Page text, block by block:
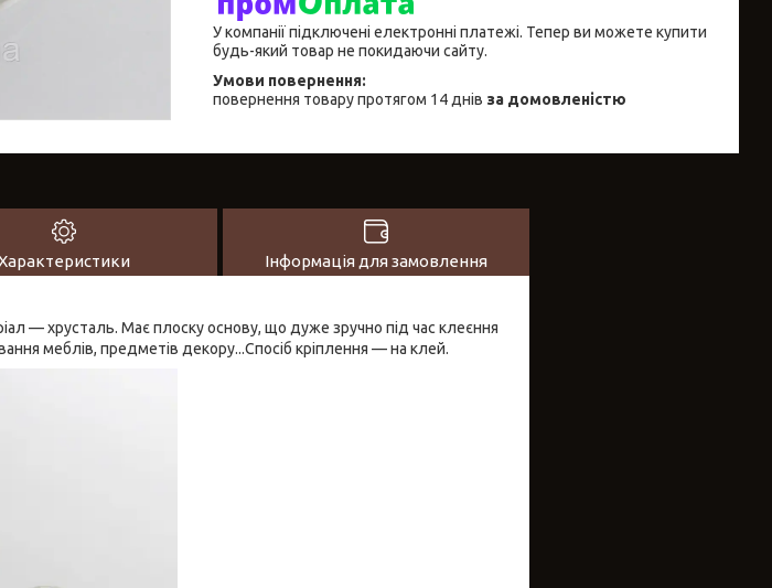
У компанії підключені електронні платежі. Тепер ви можете купити
будь-який товар не покидаючи сайту.
повернення товару протягом 14 днів за домовленістю
Інформація для замовлення
— хрусталь. Має плоску основу, що дуже зручно під час клеєння
меблів, предметів декору...Спосіб кріплення — на клей.